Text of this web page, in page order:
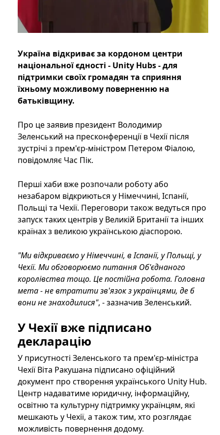
Україна відкриває за кордоном центри
національної єдності - Unity Hubs - для
підтримки своїх громадян та сприяння
їхньому можливому поверненню на
батьківщину.
Про це заявив президент Володимир
Зеленський на пресконференції в Чехії після
зустрічі з прем'єр-міністром Петером Фіалою,
повідомляє Час Пік.
Перші хаби вже розпочали роботу або
незабаром відкриються у Німеччині, Іспанії,
Польщі та Чехії. Переговори також ведуться про
запуск таких центрів у Великій Британії та інших
країнах з великою українською діаспорою.
"Ми відкриваємо у Німеччині, в Іспанії, у Польщі, у
Чехії. Ми обговорюємо питання Об'єднаного
королівства тощо. Це постійна робота. Головна
мета - не втратити зв'язок з українцями, де б
вони не знаходилися", - зазначив Зеленський.
У Чехії вже підписано
декларацію
У присутності Зеленського та прем'єр-міністра
Чехії Віта Ракушана підписано офіційний
документ про створення українського Unity Hub.
Центр надаватиме юридичну, інформаційну,
освітню та культурну підтримку українцям, які
мешкають у Чехії, а також тим, хто розглядає
можливість повернення додому.